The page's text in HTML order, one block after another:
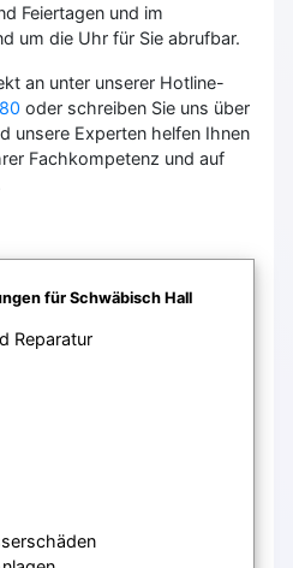
Feiertagen und im
um die Uhr für Sie abrufbar.
an unter unserer Hotline-
oder schreiben Sie uns über
unsere Experten helfen Ihnen
Fachkompetenz und auf
für Schwäbisch Hall
Reparatur